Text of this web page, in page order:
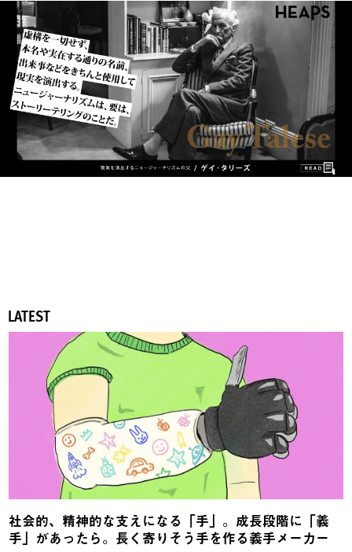
LATEST
社会的、精神的な支えになる「手」。成長段階に「義
手」があったら。長く寄りそう手を作る義手メーカー